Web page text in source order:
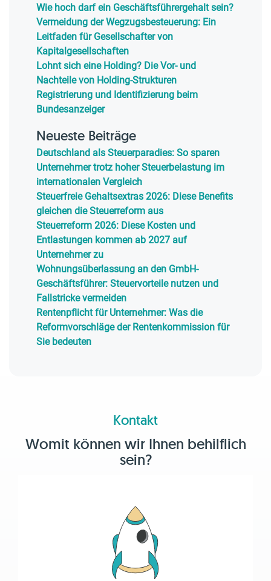
Wie hoch darf ein Geschäftsführergehalt sein?
Vermeidung der Wegzugsbesteuerung: Ein
Leitfaden für Gesellschafter von
Kapitalgesellschaften
Lohnt sich eine Holding? Die Vor- und
Nachteile von Holding-Strukturen
Registrierung und Identifizierung beim
Bundesanzeiger
Neueste Beiträge
Deutschland als Steuerparadies: So sparen
Unternehmer trotz hoher Steuerbelastung im
internationalen Vergleich
Steuerfreie Gehaltsextras 2026: Diese Benefits
gleichen die Steuerreform aus
Steuerreform 2026: Diese Kosten und
Entlastungen kommen ab 2027 auf
Unternehmer zu
Wohnungsüberlassung an den GmbH-
Geschäftsführer: Steuervorteile nutzen und
Fallstricke vermeiden
Rentenpflicht für Unternehmer: Was die
Reformvorschläge der Rentenkommission für
Sie bedeuten
Kontakt
Womit können wir Ihnen behilflich
sein?